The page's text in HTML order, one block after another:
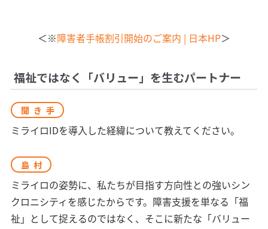
＜※障害者手帳割引開始のご案内 | 日本HP＞
福祉ではなく「バリュー」を生むパートナー
聞き手
ミライロIDを導入した経緯について教えてください。
島村
ミライロの姿勢に、私たちが目指す方向性との強いシン
クロニシティを感じたからです。障害支援を単なる「福
祉」として捉えるのではなく、そこに新たな「バリュー